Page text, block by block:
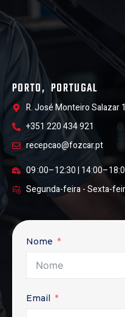
PORTO, PORTUGAL
R. José Monteiro Salazar
+351 220 434 921
recepcao@fozcar.pt
09 :00–12:30 |
Segunda-feira - Sexta-
Nome
Email